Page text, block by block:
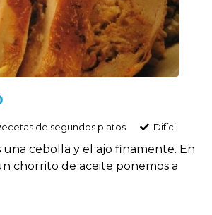
de segundos platos Difí­cil
una cebolla y el ajo finamente. En
chorrito de aceite ponemos a